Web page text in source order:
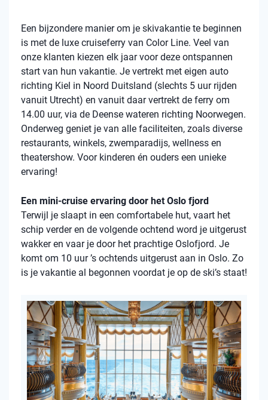
Een bijzondere manier om je skivakantie te beginnen
is met de luxe cruiseferry van Color Line. Veel van
onze klanten kiezen elk jaar voor deze ontspannen
start van hun vakantie. Je vertrekt met eigen auto
richting Kiel in Noord Duitsland (slechts 5 uur rijden
vanuit Utrecht) en vanuit daar vertrekt de ferry om
14.00 uur, via de Deense wateren richting Noorwegen.
Onderweg geniet je van alle faciliteiten, zoals diverse
restaurants, winkels, zwemparadijs, wellness en
theatershow. Voor kinderen én ouders een unieke
ervaring!
Een mini-cruise ervaring door het Oslo fjord
Terwijl je slaapt in een comfortabele hut, vaart het
schip verder en de volgende ochtend word je uitgerust
wakker en vaar je door het prachtige Oslofjord. Je
komt om 10 uur ’s ochtends uitgerust aan in Oslo. Zo
is je vakantie al begonnen voordat je op de ski’s staat!